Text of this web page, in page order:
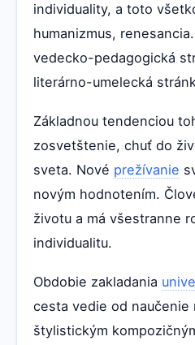
individuality, a toto
humanizmus,
vedecko-pedagogická
literárno-umelecká
Základnou tendenciou
zosvetštenie, chuť do
sveta. Nové prežívanie
novým hodnotením.
životu a má všestranne
individualitu.
Obdobie zakladania
cesta vedie od naučenie
štylistickým